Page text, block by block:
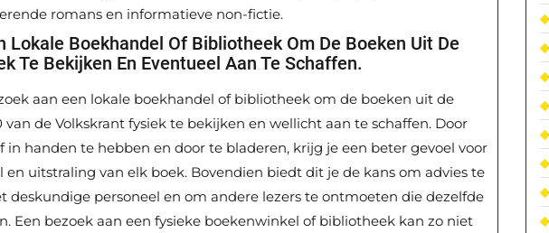
romans en informatieve non-fictie.
Lokale Boekhandel Of Bibliotheek Om De Boeken Uit De
Te Bekijken En Eventueel Aan Te Schaffen.
aan een lokale boekhandel of bibliotheek om de boeken uit de
van de Volkskrant fysiek te bekijken en wellicht aan te schaffen. Door
in handen te hebben en door te bladeren, krijg je een beter gevoel voor
en uitstraling van elk boek. Bovendien biedt dit je de kans om advies te
deskundige personeel en om andere lezers te ontmoeten die dezelfde
Een bezoek aan een fysieke boekenwinkel of bibliotheek kan zo niet